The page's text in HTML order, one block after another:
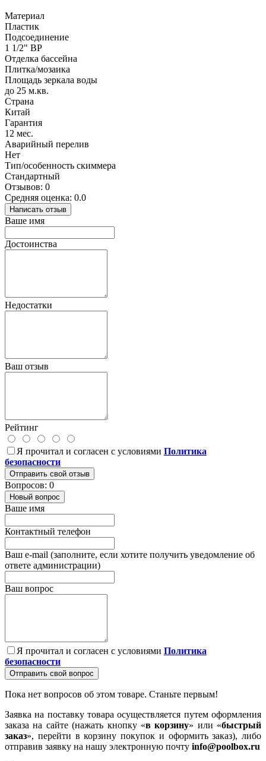
Материал
Пластик
Подсоединение
1 1/2" ВР
Отделка бассейна
Плитка/мозаика
Площадь зеркала воды
до 25 м.кв.
Страна
Китай
Гарантия
12 мес.
Аварийный перелив
Нет
Тип/особенность скиммера
Стандартный
Отзывов: 0
Средняя оценка: 0.0
Написать отзыв
Ваше имя
Достоинства
Недостатки
Ваш отзыв
Рейтинг
Я прочитал и согласен с условиями Политика
безопасности
Отправить свой отзыв
Вопросов: 0
Новый вопрос
Ваше имя
Контактный телефон
Ваш e-mail (заполните, если хотите получить уведомление об
ответе администрации)
Ваш вопрос
Я прочитал и согласен с условиями Политика
безопасности
Отправить свой вопрос
Пока нет вопросов об этом товаре. Станьте первым!
Заявка на поставку товара осуществляется путем оформления
заказа на сайте (нажать кнопку «в корзину» или «быстрый
заказ», перейти в корзину покупок и оформить заказ), либо
отправив заявку на нашу электронную почту info@poolbox.ru